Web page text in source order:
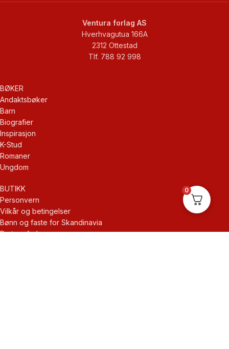
Ventura forlag AS
Hverhvagutua 166A
2312 Ottestad
Tlf. 788 92 998
BØKER
Andaktsbøker
Barn
Biografier
Inspirasjon
K-Stud
Romaner
Ungdom
BUTIKK
Personvern
Vilkår og betingelser
Bønn og faste for Skandinavia
Partner forlag
0